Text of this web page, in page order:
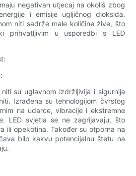
negativan utjecaj na okoliš zbog
i emisije ugljičnog dioksida.
niti sadrže male količine žive, što
prihvatljivim u usporedbi s LED
su uglavnom izdržljivija i sigurnija
Izrađena su tehnologijom čvrstog
na udarce, vibracije i ekstremne
LED svjetla se ne zagrijavaju, što
ili opekotina. Također su otporna na
bilo kakvu potencijalnu štetu na